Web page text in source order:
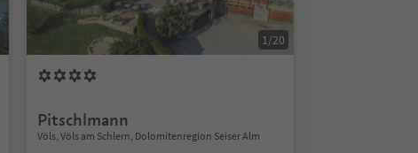
1/20
Pitschlmann
Völs, Völs am Schlern, Dolomitenregion Seiser Alm